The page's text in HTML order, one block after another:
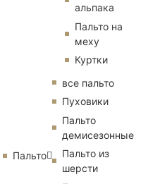
альпака
Пальто на
меху
Куртки
Пальто
все пальто
Пуховики
Пальто
демисезонные
Пальто из
шерсти